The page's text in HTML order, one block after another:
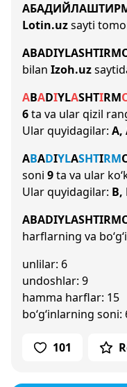
Lotin.uzsayti
bilan Izoh.uz
ABADIYLASHTIRM
6ta va ular qizil
Ular quyidagilar: A,
ABADIYLASHTIRM
soni 9ta va ular
Ular quyidagilar: B,
harflarning va
unlilar: 6
undoshlar: 9
hamma harflar: 15
bo‘g‘inlarning soni:
101